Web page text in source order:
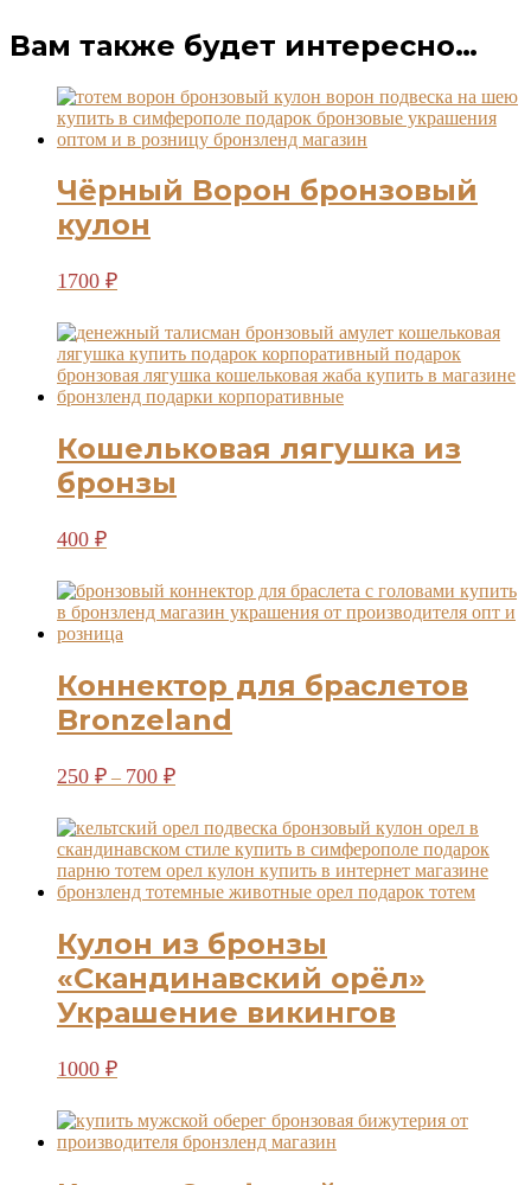
Вам также будет интересно…
Чёрный Ворон бронзовый
кулон
1700 ₽
Кошельковая лягушка из
бронзы
400 ₽
Коннектор для браслетов
Bronzeland
250 ₽ – 700 ₽Диапазон
цен:
–
700 ₽
Этот
товар
несколько
вариаций.
Опции
можно
на
странице
товара.
Кулон из бронзы
«Скандинавский орёл»
Украшение викингов
1000 ₽